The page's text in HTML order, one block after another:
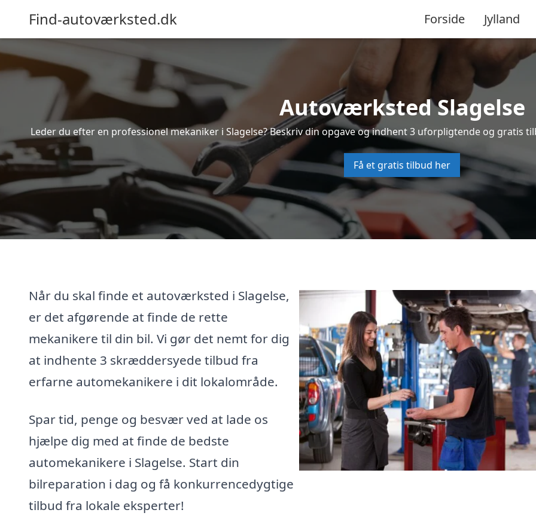
Find-autoværksted.dk Forside Jylland
Autoværksted Slagelse
Leder du efter en professionel mekaniker i Slagelse? Beskriv din opgave og indhent 3 uforpligtende og gratis
Få et gratis tilbud her
Når du skal finde et autoværksted i Slagelse,
er det afgørende at finde de rette
mekanikere til din bil. Vi gør det nemt for dig
at indhente 3 skræddersyede tilbud fra
erfarne automekanikere i dit lokalområde.
Spar tid, penge og besvær ved at lade os
hjælpe dig med at finde de bedste
automekanikere i Slagelse. Start din
bilreparation i dag og få konkurrencedygtige
tilbud fra lokale eksperter!